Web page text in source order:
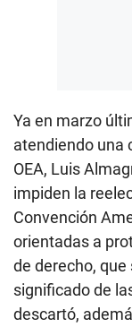
Ya en marzo
atendiendo una
OEA, Luis
impiden la
Convención
orientadas a
de derecho,
significado de
descartó,